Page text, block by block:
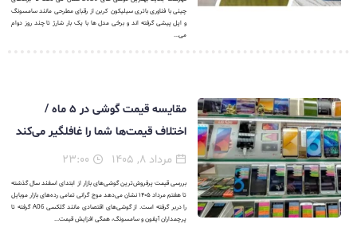
چینی با فناوری باتری سیلیکون کربن از رقبای مطرحی مانند سامسونگ
و اپل پیشی گرفته اند و برخی مدل ها با یک بار شارژ تا چند روز دوام
می...
مقایسه قیمت گوشی در ۵ ماه /
اختلاف قیمت‌ها شما را غافلگیر می‌کند
مرداد ۸, ۱۴۰۵
بررسی قیمت پرفروش‌ترین گوشی‌های بازار از ابتدای اسفند سال گذشته
تا هفتم مرداد ۱۴۰۵ نشان می‌دهد موج گرانی تمامی رده‌های بازار موبایل
را دربر گرفته است. از گوشی‌های اقتصادی مانند گلکسی A06 گرفته تا
پرچمداران آیفون و سامسونگ، همگی افزایش قیمت...